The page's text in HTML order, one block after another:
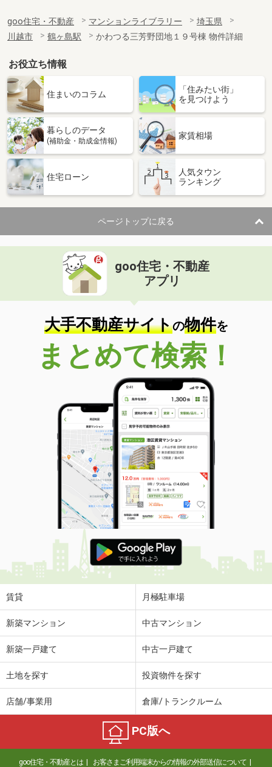
goo住宅・不動産 マンションライブラリー
埼玉県
川越市
鶴ヶ島駅 かわつる三芳野団地１９号棟 物件詳細
お役立ち情報
住まいのコラム
「住みたい街」
を見つけよう
暮らしのデータ
(補助金・助成金情報)
家賃相場
住宅ローン
人気タウン
ランキング
ページトップに戻る
goo住宅・不動産
アプリ
大手不動産サイトの物件を
まとめて検索！
賃貸 月極駐車場
新築マンション 中古マンション
新築一戸建て 中古一戸建て
土地を探す 投資物件を探す
店舗/事業用 倉庫/トランクルーム
PC版へ
goo住宅・不動産とは お客さまご利用端末からの情報の外部送信について